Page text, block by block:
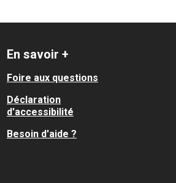
En savoir +
Foire aux questions
Déclaration
d'accessibilité
Besoin d'aide ?